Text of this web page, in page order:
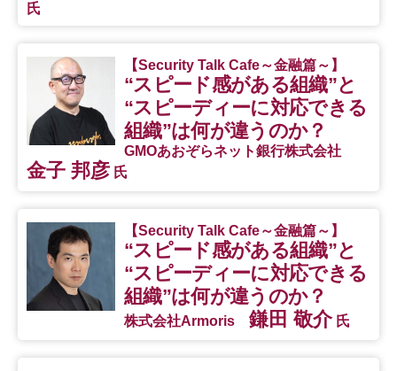
氏
【Security Talk Cafe～金融篇～】
“スピード感がある組織”と
“スピーディーに対応できる
組織”は何が違うのか？
GMOあおぞらネット銀行株式会社
金子 邦彦 氏
【Security Talk Cafe～金融篇～】
“スピード感がある組織”と
“スピーディーに対応できる
組織”は何が違うのか？
株式会社Armoris 鎌田 敬介氏